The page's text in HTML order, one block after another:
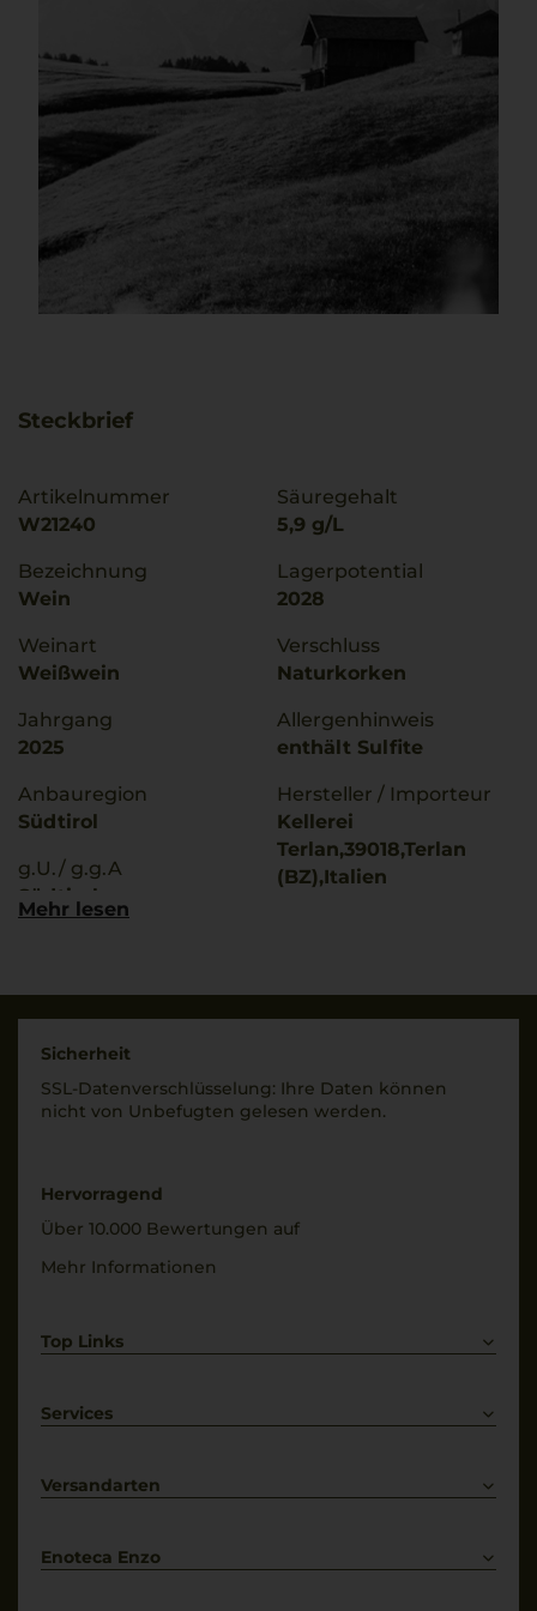
Steckbrief
Artikelnummer
W21240
Bezeichnung
Wein
Weinart
Weißwein
Jahrgang
2025
Anbauregion
Südtirol
g.U./ g.g.A
Südtirol
Trinktemperatur
8 °C
Alkoholgehalt
13 % Vol.
1,7 g/L
Säuregehalt
5,9 g/L
Lagerpotential
2028
Verschluss
Naturkorken
Allergenhinweis
enthält Sulfite
Hersteller / Importeur
Kellerei
Terlan,39018,Terlan
(BZ),Italien
Füllmenge
0,75 L
trocken
Mehr lesen
Sicherheit
SSL-Daten­verschlüs­selung: Ihre Daten können
nicht von Unbe­fugten gelesen werden.
Hervorragend
Über 10.000 Bewertungen auf
Mehr Informationen
Top Links
Weißwein
Services
Kontakt
Versandarten
Enoteca Enzo